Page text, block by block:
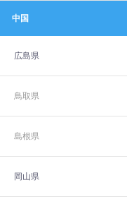
中国
広島県
鳥取県
島根県
岡山県